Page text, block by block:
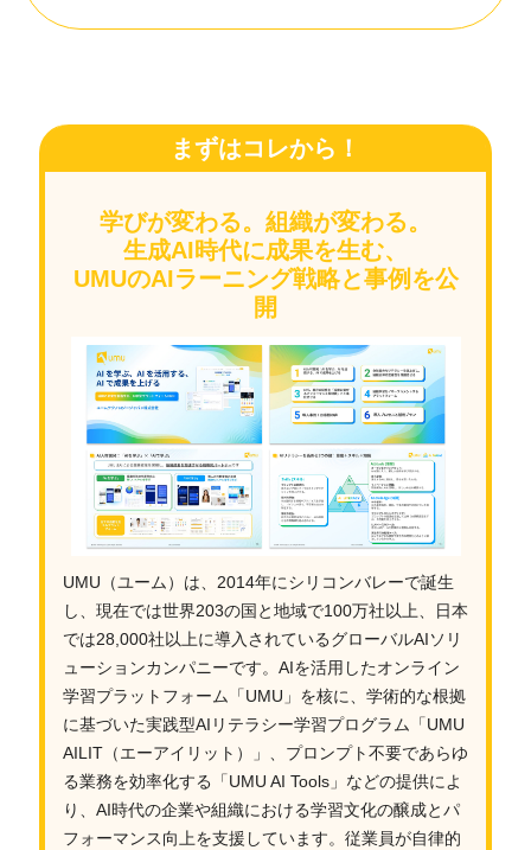
まずはコレから！
学びが変わる。組織が変わる。
生成AI時代に成果を生む、
UMUのAIラーニング戦略と事例を公
開
UMU（ユーム）は、2014年にシリコンバレーで誕生
し、現在では世界203の国と地域で100万社以上、日本
では28,000社以上に導入されているグローバルAIソリ
ューションカンパニーです。AIを活用したオンライン
学習プラットフォーム「UMU」を核に、学術的な根拠
に基づいた実践型AIリテラシー学習プログラム「UMU
AILIT（エーアイリット）」、プロンプト不要であらゆ
る業務を効率化する「UMU AI Tools」などの提供によ
り、AI時代の企業や組織における学習文化の醸成とパ
フォーマンス向上を支援しています。従業員が自律的